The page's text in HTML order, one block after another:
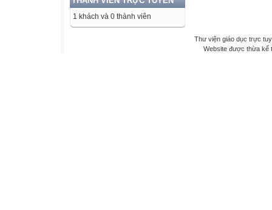
1 khách và 0 thành viên
Thư viện giáo dục trực
Website được thừa kế